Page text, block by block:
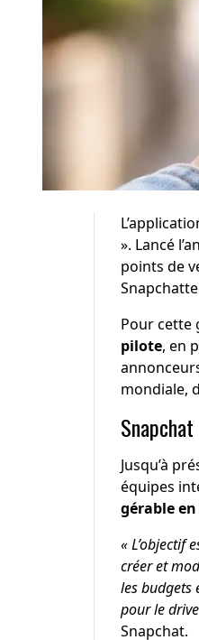
». Lancé
points de
Pour cette
pilote, en
mondiale,
Jusqu’à
équipes
gérable
« L’objectif
créer et
les budgets
pour le
Snapchat.